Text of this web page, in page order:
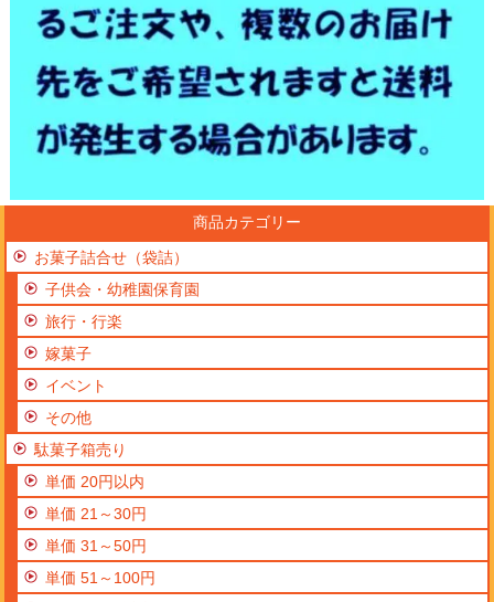
商品カテゴリー
お菓子詰合せ（袋詰）
子供会・幼稚園保育園
旅行・行楽
嫁菓子
イベント
その他
駄菓子箱売り
単価 20円以内
単価 21～30円
単価 31～50円
単価 51～100円